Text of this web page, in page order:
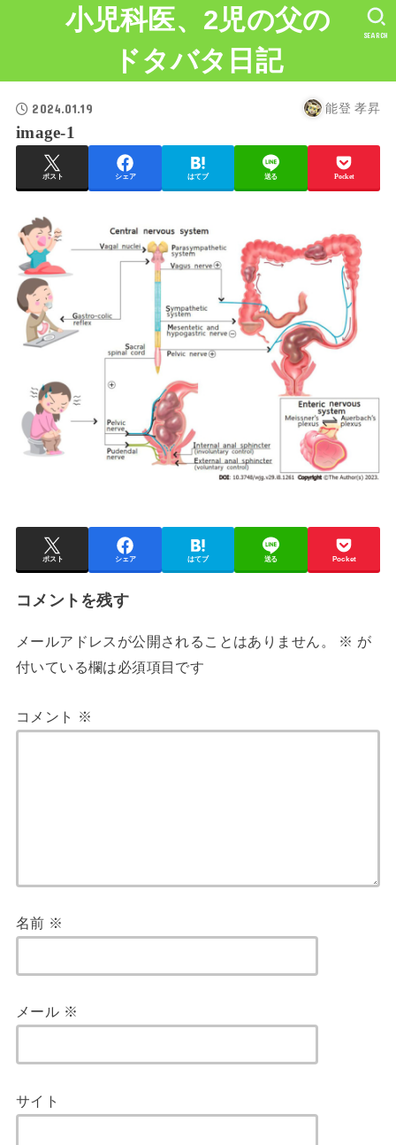
小児科医、2児の父の
ドタバタ日記
SEARCH
2024.01.19 能登 孝昇
image-1
ポスト シェア はてブ 送る Pocket
ポスト シェア はてブ 送る Pocket
コメントを残す
メールアドレスが公開されることはありません。 ※ が
付いている欄は必須項目です
コメント ※
名前 ※
メール ※
サイト